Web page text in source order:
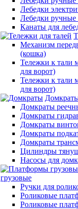
Лебедки
Лебедки ручные
Канаты для
Механизм
(кошка)
Тележки к тали
для ворот)
Тележки к тали
для ворот)
Домкраты
Домкраты
Домкраты
Домкраты
Домкраты
Цилиндры
Насосы для
грузовые
Ручки для
Роликовые
Роликовые